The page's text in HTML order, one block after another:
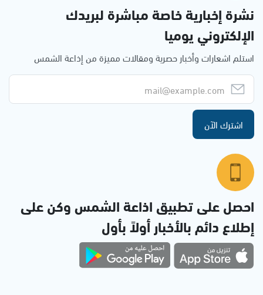
نشرة إخبارية خاصة مباشرة لبريدك
الإلكتروني يوميا
استلم اشعارات وأخبار حصرية ومقالات مميزة من إذاعة الشمس
اشترك الآن
احصل على تطبيق اذاعة الشمس وكن على
إطلاع دائم بالأخبار أولاً بأول